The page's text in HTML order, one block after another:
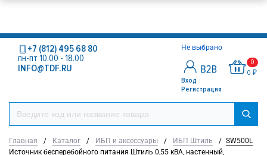
Не выбрано
Вход
Регистрация
0
0 ₽
+7 (812) 495 68 80
пн-пт 10.00 - 18.00
INFO@TDF.RU
Главная / Каталог / ИБП и аксессуары / ИБП Штиль / SW500L
Источник бесперебойного питания Штиль 0,55 кВА, настенный,